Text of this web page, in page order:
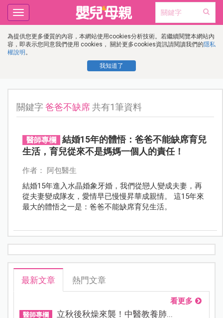
為提供您更多優質的內容，本網站使用cookies分析技術。若繼續閱覽本網站內
容，即表示您同意我們使用 cookies， 關於更多cookies資訊請閱讀我們的隱私
權說明 。
我知道了
Toggle
navigation
關鍵字爸爸不缺席共有1筆資料
醫師專欄
結婚15年的體悟：爸爸不能缺席育兒
生活，育兒從來不是媽媽一個人的責任！
作者： 阿包醫生
結婚15年進入水晶婚象牙婚，我們從戀人變成夫妻，再
從夫妻變成隊友，愛情早已慢慢昇華成親情。 這15年來
最大的體悟之一是：爸爸不能缺席育兒生活。
最新文章 熱門文章
看更多
醫師專欄 立秋後秋燥來襲！中醫教養肺...